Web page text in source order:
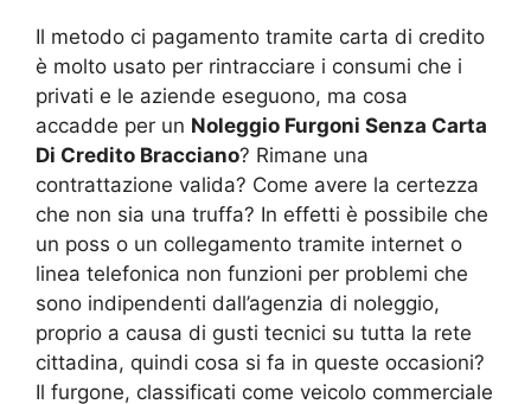
Il metodo ci pagamento tramite carta di credito
è molto usato per rintracciare i consumi che i
privati e le aziende eseguono, ma cosa
accadde per un Noleggio Furgoni Senza Carta
Di Credito Bracciano? Rimane una
contrattazione valida? Come avere la certezza
che non sia una truffa? In effetti è possibile che
un poss o un collegamento tramite internet o
linea telefonica non funzioni per problemi che
sono indipendenti dall’agenzia di noleggio,
proprio a causa di gusti tecnici su tutta la rete
cittadina, quindi cosa si fa in queste occasioni?
Il furgone, classificati come veicolo commerciale